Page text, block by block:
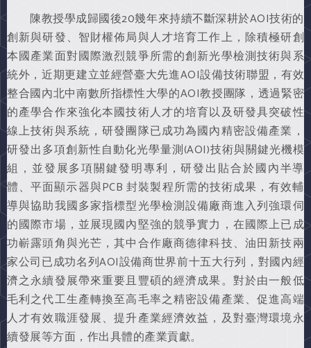
陳教授學成歸國後20幾年來持續不斷深耕於AOI技術的
創新與研發、智財權佈局與人才培育工作上，除積極研創
本國產業面對國際激烈競爭所需的創新光學檢測技術與系
統外，近期更建立並經營臺大先進AOI設備技術聯盟，有效
整合國內北中南數所指標性大學的AOI教授團隊，透過緊密
的產學合作來強化本國技術人才的培育以及研發具突破性
線上技術與系統，研發團隊已成功為國內精密設備產業，
研發出多項創新性自動化光學量測(AOI)技術與關鍵光機模
組，並發展多項關鍵發明專利，研發出貼合於國內半導
體、平面顯示器與PCB 封裝製程所需的技術成果，有效輔
導與協助我國多家指標型光學檢測設備廠商進入列強環伺
的國際市場，並展現國內堅強的競爭實力，在國際上已成
功嶄露頭角與光芒，其中合作廠商德律科技、油田新技兩
家公司已成功名列AOI設備商世界前十五大行列，對國內經
濟之永續發展帶來重要且豐碩的經濟成果。對於由一般低
毛利之代工生產轉換至高毛率之精密設備產業、促進高端
人才有效職涯發展、提升產業經濟效益，及對臺灣環境永
續發展等方面，作出具體的產業貢獻。